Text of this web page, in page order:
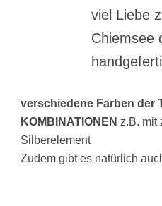
viel Liebe
Chiemsee
verschiedene Farben der
KOMBINATIONEN z.B. mit
Silberelement
Zudem gibt es natürlich